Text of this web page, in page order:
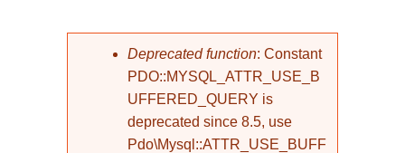
Fehlermeldung
Deprecated function: Constant
PDO::MYSQL_ATTR_USE_B
UFFERED_QUERY is
deprecated since 8.5, use
Pdo\Mysql::ATTR_USE_BUFF